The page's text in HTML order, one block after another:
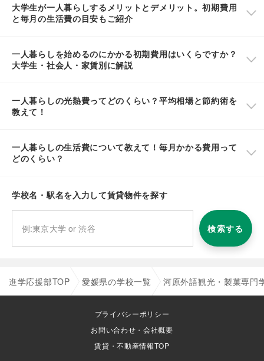
大学生が一人暮らしするメリットとデメリット。初期費用
と毎月の生活費の目安もご紹介
一人暮らしを始めるのにかかる初期費用はいくらですか？
大学生・社会人・家賃別に解説
一人暮らしの光熱費ってどのくらい？平均相場と節約術を
教えて！
一人暮らしの生活費について教えて！毎月かかる費用って
どのくらい？
学校名・駅名を入力して賃貸物件を探す
検索する
進学応援部TOP 愛媛県の学校一覧 河原外語観光・製菓専門
プライバシーポリシー
お問い合わせ・会社概要
賃貸・不動産情報TOP